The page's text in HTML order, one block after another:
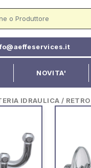
NOVITA'
IDRAULICA /